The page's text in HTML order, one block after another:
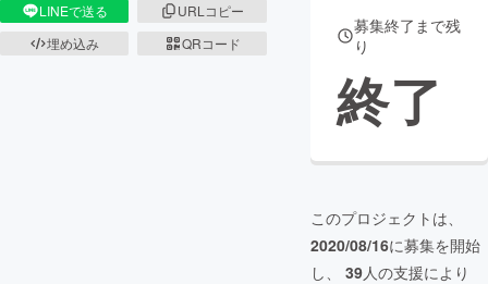
LINEで送る
URLコピー
埋め込み
QRコード
募集終了まで残
り
終了
このプロジェクトは、
2020/08/16に募集を開始
し、 39人の支援により